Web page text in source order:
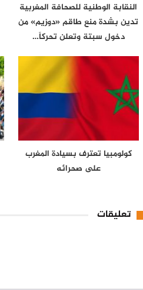
النقابة الوطنية للصحافة المغربية
تدين بشدة منع طاقم «دوزيم» من
دخول سبتة وتعلن تحركاً…
كولومبيا تعترف بسيادة المغرب
على صحرائه
تعليقات